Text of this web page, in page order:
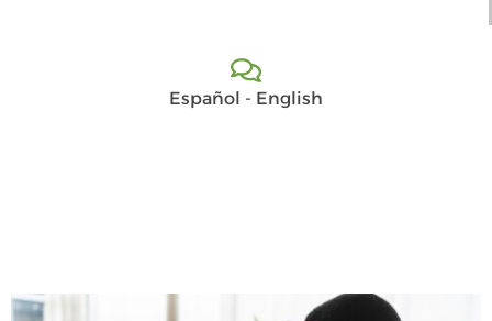
Español - English